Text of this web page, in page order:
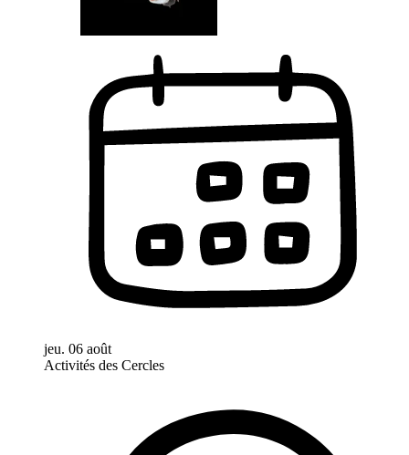
jeu. 06 août
Activités des Cercles